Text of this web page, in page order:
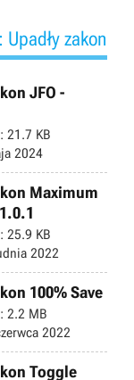
zakon
JFO -
21.7 KB
2024
Maximum
25.9 KB
2022
100% Save
2.2 MB
2022
Toggle